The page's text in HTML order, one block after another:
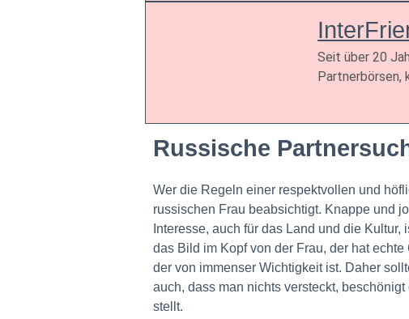
Seit über 20
Partnerbörsen,
Russische
Wer die Regeln einer respektvollen und
russischen Frau beabsichtigt. Knappe und
Interesse, auch für das Land und die
das Bild im Kopf von der Frau, der hat
der von immenser Wichtigkeit ist. Daher
auch, dass man nichts versteckt,
stellt.